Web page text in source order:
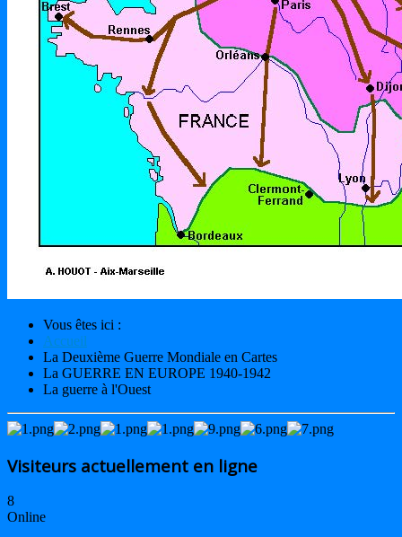
Vous êtes ici :
Accueil
La Deuxième Guerre Mondiale en Cartes
La GUERRE EN EUROPE 1940-1942
La guerre à l'Ouest
Visiteurs actuellement en ligne
8
Online